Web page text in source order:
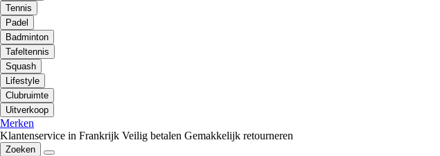
Tennis
Padel
Badminton
Tafeltennis
Squash
Lifestyle
Clubruimte
Uitverkoop
Merken
Klantenservice in Frankrijk Veilig betalen Gemakkelijk retourneren
Zoeken